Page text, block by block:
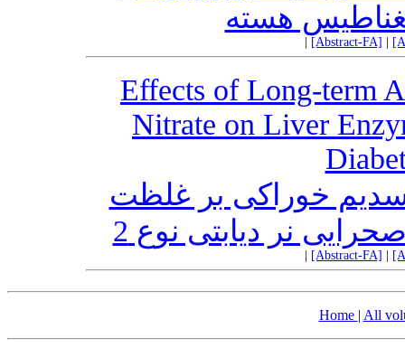
هسته
[Abstract-FA]
Effects of Long-term
Nitrate on Liver
سدیم خوراکی بر غلظت
نر دیابتی نوع 2
[Abstract-FA]
Home | All